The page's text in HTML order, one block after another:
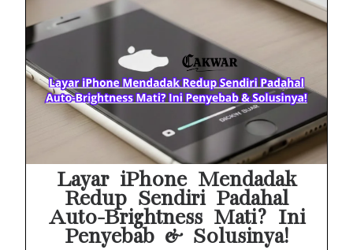
MAKI Soroti Penahanan Eks Jampidsus Febrie Adriansyah Tanpa Rompi Pink
Babak Baru Kasus Febrie Adriansyah, Rencana Praperadilan Penyitaan Emas dan Uang Tunai Jadi Sorotan
Baterai Apple Watch Cepat Boros? Ini Penyebab dan Cara Mengatasinya
HP Huawei Cepat Panas? Ini Penyebab Utama dan Cara Mengatasinya
Layar iPhone Mendadak
Redup Sendiri Padahal
Auto-Brightness Mati? Ini
Penyebab & Solusinya!